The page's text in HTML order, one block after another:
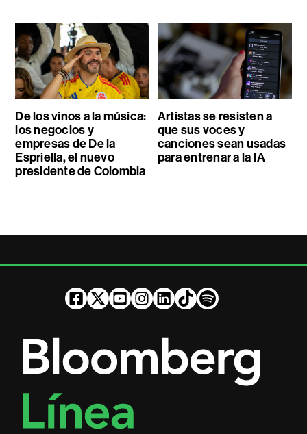
De los vinos a la música:
los negocios y
empresas de De la
Espriella, el nuevo
presidente de Colombia
Artistas se resisten a
que sus voces y
canciones sean usadas
para entrenar a la IA